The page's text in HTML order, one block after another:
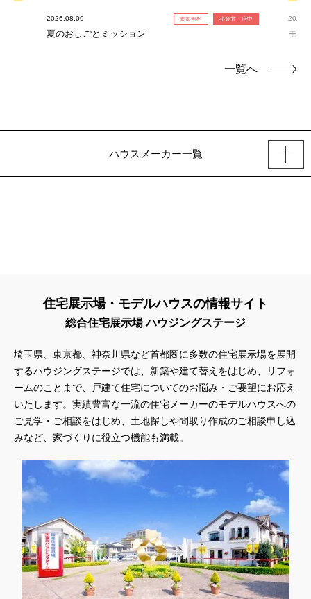
2026.08.09 参加無料 小金井・府中
夏のおしごとミッション モデ
一覧へ
ハウスメーカー一覧
住宅展示場・モデルハウスの情報サイト
総合住宅展示場 ハウジングステージ
埼玉県、東京都、神奈川県など首都圏に多数の住宅展示場を展開
するハウジングステージでは、新築や建て替えをはじめ、リフォ
ームのことまで、戸建て住宅についてのお悩み・ご要望にお応え
いたします。実績豊富な一流の住宅メーカーのモデルハウスへの
ご見学・ご相談をはじめ、土地探しや間取り作成のご相談申し込
みなど、家づくりに役立つ機能も満載。